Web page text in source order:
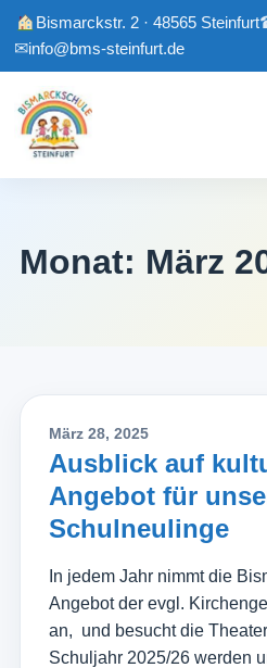
Bismarckstr. 2 · 48565 Steinfurt
✉info@bms-steinfurt.de
Monat: März
März 28, 2025
Ausblick auf
Angebot für
Schulneulinge
In jedem Jahr nimmt die
Angebot der evgl.
an, und besucht die
Schuljahr 2025/26 werden